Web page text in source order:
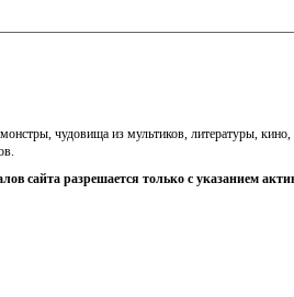
чудовища из мультиков, литературы,
сайта разрешается только с указанием